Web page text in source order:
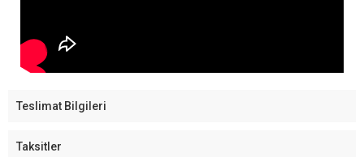
Teslimat Bilgileri
Taksitler